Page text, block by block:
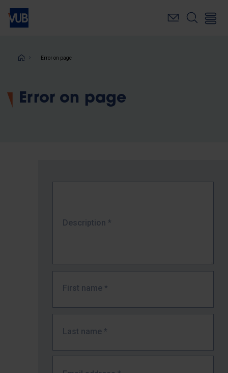
Skip
main
Breadcrumb
Error on page
Error on page
Description *
First name *
Last name *